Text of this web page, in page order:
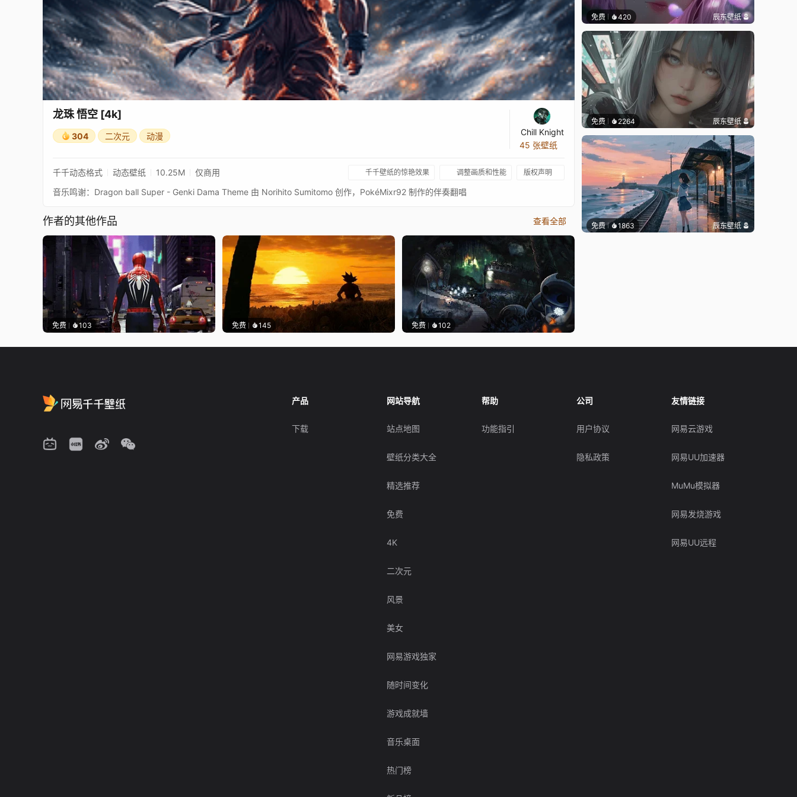
龙珠 悟空 [4k]
304 二次元 动漫
Chill Knight
45 张壁纸
千千动态格式 动态壁纸 10.25M 仅商用 千千壁纸的惊艳效果 调整画质和性能 版权声明
音乐鸣谢：Dragon ball Super - Genki Dama Theme 由 Norihito Sumitomo 创作，PokéMixr92 制作的伴奏翻唱
作者的其他作品 查看全部
免费 103 免费 145 免费 102
免费 420 辰东壁纸
免费 2264 辰东壁纸
免费 1863 辰东壁纸
产品
下载
网站导航
站点地图
壁纸分类大全
精选推荐
免费
4K
二次元
风景
美女
网易游戏独家
随时间变化
游戏成就墙
音乐桌面
热门榜
帮助
功能指引
公司
用户协议
隐私政策
友情链接
网易云游戏
网易UU加速器
MuMu模拟器
网易发烧游戏
网易UU远程